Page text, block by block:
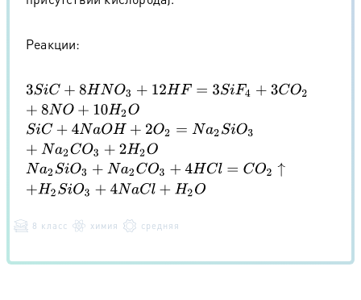
Реакции:
3SiC+8 HNO3+12HF =3S iF4+3CO2+ 8NO+10 H2 O
SiC+4NaOH+2O2=Na2SiO3 +N a2CO3+2H2O
Na2SiO3+N a2CO3+4HCl= CO 2↑+H2 SiO 3+4Na Cl
8 класс химия средняя